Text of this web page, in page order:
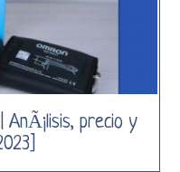
AnÃ¡lisis, precio y